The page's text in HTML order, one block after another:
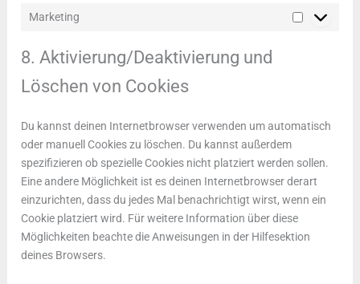
Marketing
Marketing
8. Aktivierung/Deaktivierung und
Löschen von Cookies
Du kannst deinen Internetbrowser verwenden um automatisch
oder manuell Cookies zu löschen. Du kannst außerdem
spezifizieren ob spezielle Cookies nicht platziert werden sollen.
Eine andere Möglichkeit ist es deinen Internetbrowser derart
einzurichten, dass du jedes Mal benachrichtigt wirst, wenn ein
Cookie platziert wird. Für weitere Information über diese
Möglichkeiten beachte die Anweisungen in der Hilfesektion
deines Browsers.